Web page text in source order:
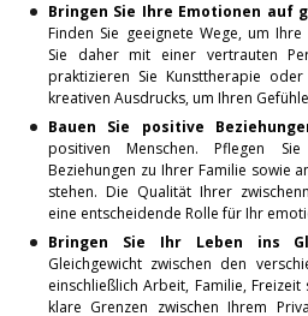
Bringen Sie Ihre Emotionen auf
Finden Sie geeignete Wege, um
Sie daher mit einer vertrauten
praktizieren Sie Kunsttherapie
kreativen Ausdrucks, um Ihren
Bauen Sie positive
positiven Menschen. Pflegen
Beziehungen zu Ihrer Familie sowie
stehen. Die Qualität Ihrer
eine entscheidende Rolle für Ihr
Bringen Sie Ihr Leben ins
Gleichgewicht zwischen den
einschließlich Arbeit, Familie,
klare Grenzen zwischen Ihrem